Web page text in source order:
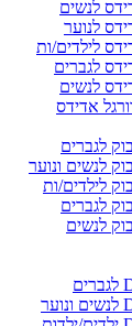
לנשים
לנוער
לילדים/ות
לגברים
לנשים
אדידס
לגברים
לנשים ונוער
לילדים/ות
לגברים
לנשים